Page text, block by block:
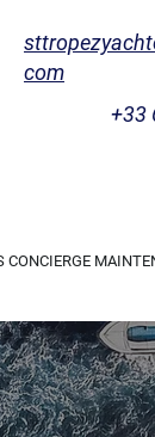
com
+33
CONCIERGE